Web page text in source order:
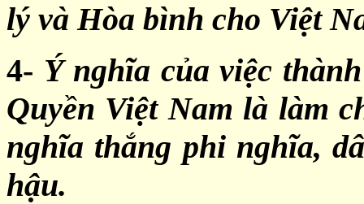
lý và Hòa bình cho Việt
4- Ý nghĩa của việc
Quyền Việt Nam là làm
nghĩa thắng phi nghĩa,
hậu.